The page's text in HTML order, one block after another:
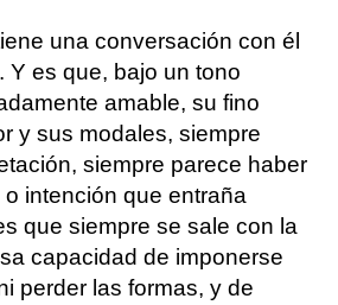
una conversación con él
Y es que, bajo un tono
amable, su fino
y sus modales, siempre
siempre parece haber
intención que entraña
que siempre se sale con la
capacidad de imponerse
perder las formas, y de